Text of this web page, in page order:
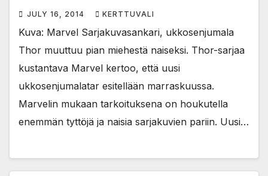
JULY 16, 2014 KERTTUVALI
Kuva: Marvel Sarjakuvasankari, ukkosenjumala
Thor muuttuu pian miehestä naiseksi. Thor-sarjaa
kustantava Marvel kertoo, että uusi
ukkosenjumalatar esitellään marraskuussa.
Marvelin mukaan tarkoituksena on houkutella
enemmän tyttöjä ja naisia sarjakuvien pariin. Uusi…